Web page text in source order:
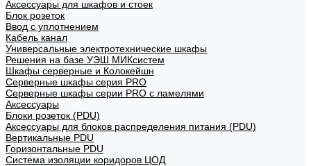
Аксессуары для шкафов и стоек
Блок розеток
Ввод с уплотнением
Кабель канал
Универсальные электротехнические шкафы
Решения на базе УЭШ МИКсистем
Шкафы серверные и Колокейшн
Серверные шкафы серия PRO
Серверные шкафы серии PRO с ламелями
Аксессуары
Блоки розеток (PDU)
Аксессуары для блоков распределения питания (PDU)
Вертикальные PDU
Горизонтальные PDU
Система изоляции коридоров ЦОД